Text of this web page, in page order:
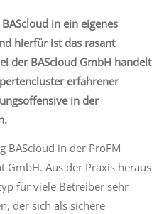
in ein eigenes
hierfür ist das rasant
der BAScloud GmbH handelt
erfahrener
in der
BAScloud in der ProFM
GmbH. Aus der Praxis heraus
für viele Betreiber sehr
der sich als sichere